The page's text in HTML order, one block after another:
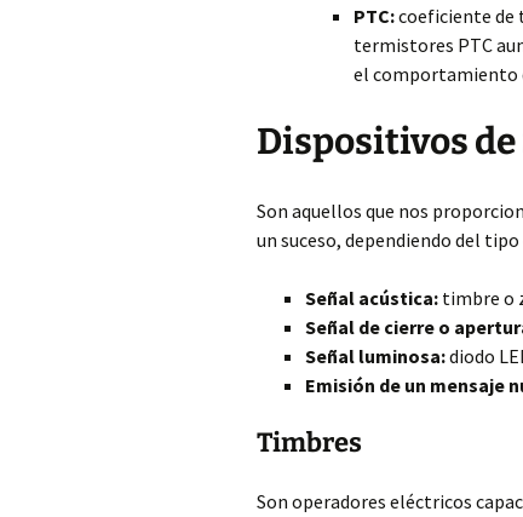
PTC:coeficiente de
termistores PTC
el comportamiento
Dispositivos de
Son aquellos que nos
un suceso, dependiendo del tipo
Señal acústica: timbre o
Señal de cierre o
Señal luminosa:diodo
Emisión de un mensaje
Timbres
Son operadores eléctricos